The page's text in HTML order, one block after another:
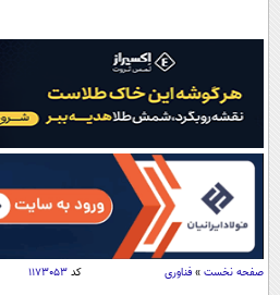
آرشیو
نظرسنجی
آب و هوا
اوقات شرعی
سواد زندگی
اقتصاد
صفحه نخست » فناوری کد ۱۱۷۳۰۵۳